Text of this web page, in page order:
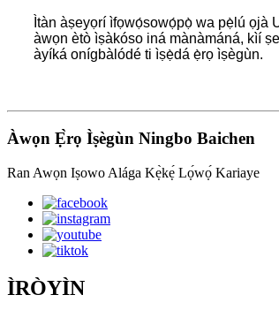
Ìtàn àṣeyọrí ìfọwọ́sowọ́pọ̀ wa pẹ̀lú ọjà
àwọn ètò ìṣàkóso iná mànàmáná, kìí
àyíká onígbàlódé ti ìṣẹ̀dá ẹ̀rọ ìṣègùn.
Àwọn Ẹ̀rọ Ìṣègùn Ningbo Baichen
Ran Awọn Iṣowo Alága Kẹ̀kẹ́ Lọ́wọ́ Kariaye
ÌRÒYÌN